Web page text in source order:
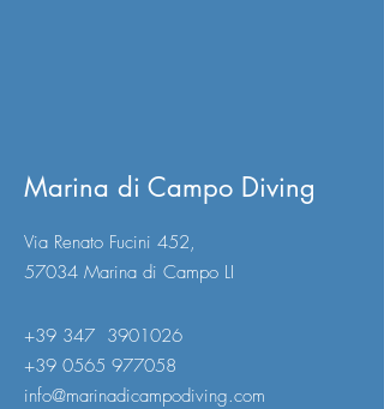
Marina di Campo Diving
Via Renato Fucini 452,
57034 Marina di Campo LI
+39 347 3901026
+39 0565 977058
info@marinadicampodiving.com